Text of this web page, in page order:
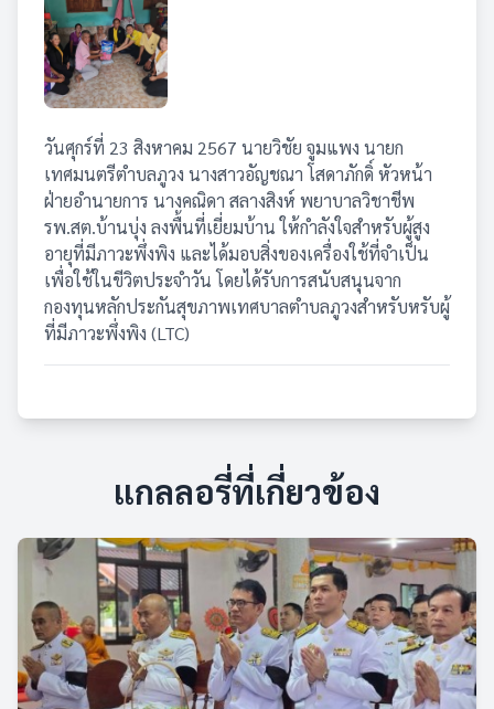
วันศุกร์ที่ 23 สิงหาคม 2567 นายวิชัย จูมแพง นายก
เทศมนตรีตำบลภูวง นางสาวอัญชณา โสดาภักดิ์ หัวหน้า
ฝ่ายอำนายการ นางคณิดา สลางสิงห์ พยาบาลวิชาชีพ
รพ.สต.บ้านบุ่ง ลงพื้นที่เยี่ยมบ้าน ให้กำลังใจสำหรับผู้สูง
อายุที่มีภาวะพึ่งพิง และได้มอบสิ่งของเครื่องใช้ที่จำเป็น
เพื่อใช้ในขีวิตประจำวัน โดยได้รับการสนับสนุนจาก
กองทุนหลักประกันสุขภาพเทศบาลตำบลภูวงสำหรับหรับผู้
ที่มีภาวะพึ่งพิง (LTC)
แกลลอรี่ที่เกี่ยวข้อง